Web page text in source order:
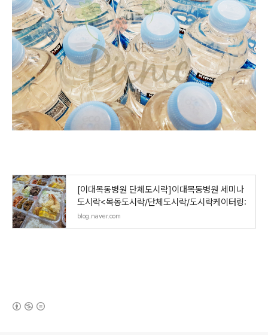
[이대목동병원 단체도시락]이대목동병원 세미나
도시락<목동도시락/단체도시락/도시락케이터링:
blog.naver.com